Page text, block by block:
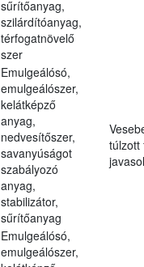
sűrítőanyag,
szilárdítóanyag,
térfogatnövelő
szer
Emulgeálósó,
emulgeálószer,
kelátképző
anyag,
nedvesítőszer,
savanyúságot
szabályozó
anyag,
stabilizátor,
sűrítőanyag
túlzott
Emulgeálósó,
emulgeálószer,